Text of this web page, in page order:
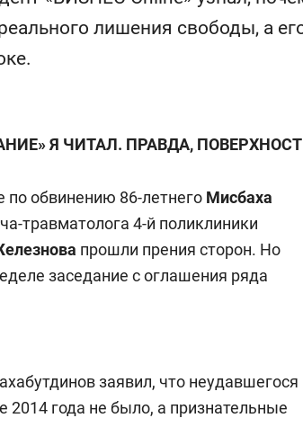
лишения свободы, а
Я ЧИТАЛ. ПРАВДА,
по обвинению 86-летнего Мисбаха
травматолога 4-й поликлиники
прошли прения сторон. Но
заседание с оглашения ряда
заявил, что неудавшегося
года не было, а признательные